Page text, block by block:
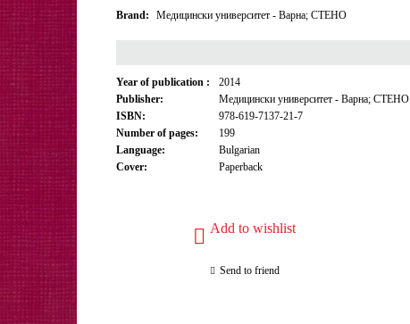
Brand: Медицински университет - Варна; СТЕНО
Year of publication :
2014
Publisher:
Медицински университет - Варна; СТЕНО
ISBN:
978-619-7137-21-7
Number of pages:
199
Language:
Bulgarian
Cover:
Paperback
Add to wishlist
Send to friend